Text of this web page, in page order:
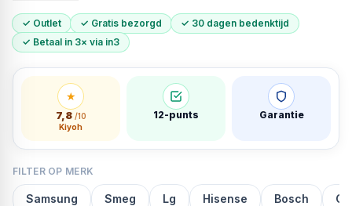
koelkast met ijsdispenser — elk apparaat is technisch
100% gecontroleerd en wordt geleverd met garantie.
In Vlaanderen beter bekend als frigo — ook onze
Belgische klanten bezorgen we gratis.
✓ Outlet ✓ Gratis bezorgd
✓ 30 dagen bedenktijd
✓ Betaal in 3× via in3
★
7,8/10
Kiyoh
12-punts Garantie
FILTER OP MERK
Samsung Smeg Lg Hisense Bosch